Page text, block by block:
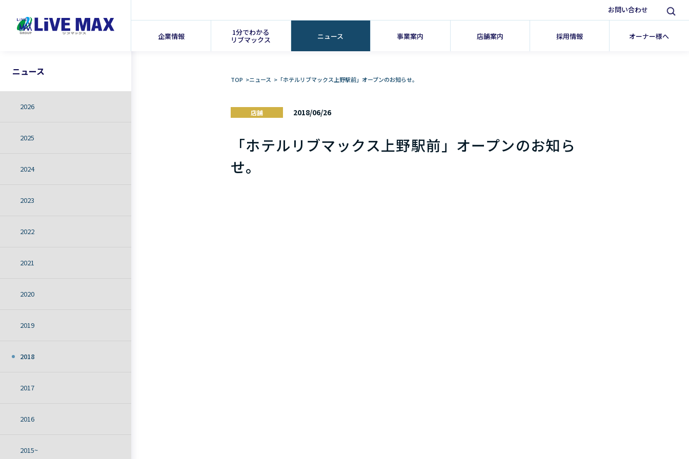
企業情報 1分でわかる
リブマックス ニュース 事業案内 店舗案内 採用情報 オーナー様へ
お問い合わせ
ニュース
2026
2025
2024
2023
2022
2021
2020
2019
2018
2017
2016
2015~
TOP >ニュース > 「ホテルリブマックス上野駅前」オープンのお知らせ。
店舗 2018/06/26
「ホテルリブマックス上野駅前」オープンのお知ら
せ。